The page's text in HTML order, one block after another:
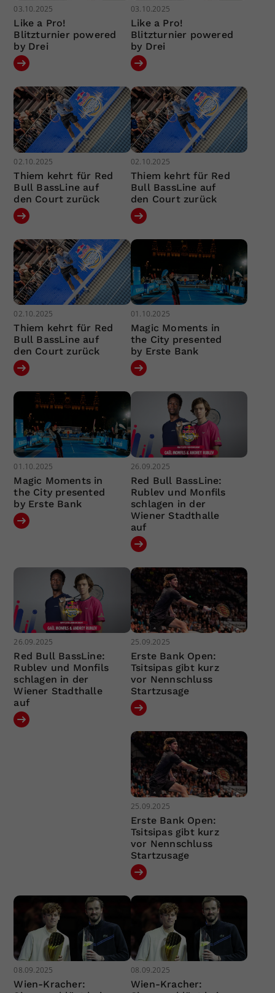
03.10.2025
Like a Pro!
Blitzturnier powered
by Drei
03.10.2025
Like a Pro!
Blitzturnier powered
by Drei
02.10.2025
Thiem kehrt für Red
Bull BassLine auf
den Court zurück
02.10.2025
Thiem kehrt für Red
Bull BassLine auf
den Court zurück
02.10.2025
Thiem kehrt für Red
Bull BassLine auf
den Court zurück
01.10.2025
Magic Moments in
the City presented
by Erste Bank
01.10.2025
Magic Moments in
the City presented
by Erste Bank
26.09.2025
Red Bull BassLine:
Rublev und Monfils
schlagen in der
Wiener Stadthalle
auf
26.09.2025
Red Bull BassLine:
Rublev und Monfils
schlagen in der
Wiener Stadthalle
auf
25.09.2025
Erste Bank Open:
Tsitsipas gibt kurz
vor Nennschluss
Startzusage
25.09.2025
Erste Bank Open:
Tsitsipas gibt kurz
vor Nennschluss
Startzusage
08.09.2025
Wien-Kracher:
08.09.2025
Wien-Kracher: